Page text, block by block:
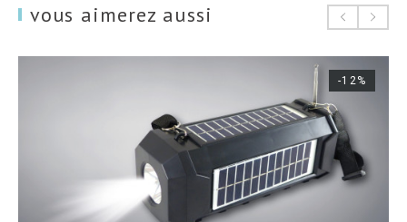
vous aimerez aussi
-12%